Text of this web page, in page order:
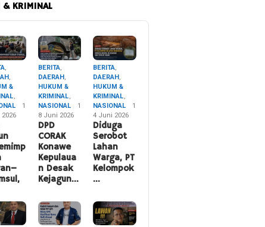
& KRIMINAL
,
,
&
,
1
BERITA,
DAERAH,
HUKUM &
KRIMINAL,
NASIONAL
1
8 Juni 2026
DPD
CORAK
Konawe
Kepulaua
n Desak
Kejagun…
BERITA,
DAERAH,
HUKUM &
KRIMINAL,
NASIONAL
1
4 Juni 2026
Diduga
Serobot
Lahan
Warga, PT
Kelompok
…